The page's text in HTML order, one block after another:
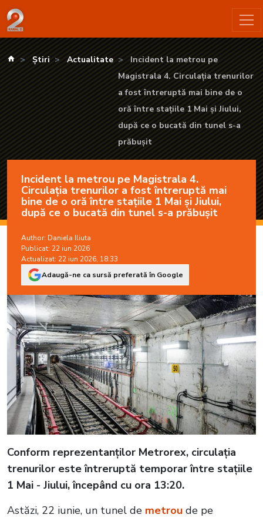
Incident la metrou pe Magistrala 4. Circulaţia trenurilor a fost
kanald.ro
Știri Actualitate
Incident la metrou pe
Magistrala 4. Circulaţia trenurilor
a fost întreruptă mai bine de o
oră între staţiile 1 Mai şi Jiului,
după ce o bucată din tunel s-a
prăbuşit
Incident la metrou pe Magistrala 4.
Circulaţia trenurilor a fost întreruptă mai
bine de o oră între staţiile 1 Mai şi Jiului,
după ce o bucată din tunel s-a prăbuşit
Author: Daniela Iliuta
Publicat: 22 iun 2026
Actualizat: 22 iun 2026, 18:33
Adaugă-ne ca sursă preferată în Google
Conform reprezentanţilor Metrorex, circulaţia
trenurilor este întreruptă temporar între staţiile
1 Mai - Jiului, începând cu ora 13:20.
Astăzi, 22 iunie, un tunel de metrou de pe